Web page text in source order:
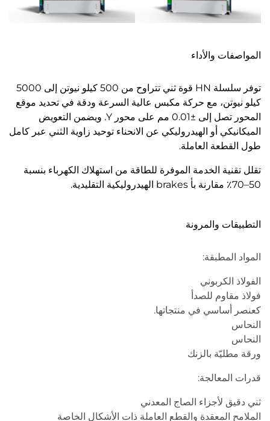
المواصفات والأداء
توفر سلسلة HN قوة ثني تتراوح من 500 كيلو نيوتن إلى 5000
كيلو نيوتن، مع حركة مكبس عالية السرعة ودقة في تحديد موقع
المحور تصل إلى ±0.01 مم على محور Y. ويضمن التعويض
الميكانيكي أو الهيدروليكي عن الانحناء توحيد زاوية الثني عبر كامل
طول القطعة العاملة.
تقلل تقنية الخدمة الموفرة للطاقة من استهلاك الكهرباء بنسبة
50–70٪ مقارنة بأ brakes الهيدروليكية التقليدية.
التطبيقات والمرونة
المواد المطبقة:
الفولاذ الكربوني
فولاذ مقاوم للصدأ
كعنصر أساسي في منتجاتها.
النحاس
النحاس
ورقة مطليّة بالزنك
قدرات المعالجة:
ثني دقيق لأجزاء الصاج المعدني
الملامح المعقدة والقطع العاملة ذات الأشكال الخاصة